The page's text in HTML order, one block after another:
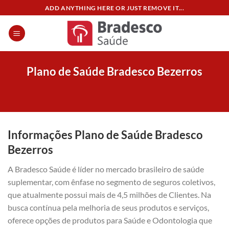
content
ADD ANYTHING HERE OR JUST REMOVE IT...
Plano de Saúde Bradesco Bezerros
Informações Plano de Saúde Bradesco
Bezerros
A Bradesco Saúde é líder no mercado brasileiro de saúde
suplementar, com ênfase no segmento de seguros coletivos,
que atualmente possui mais de 4,5 milhões de Clientes. Na
busca contínua pela melhoria de seus produtos e serviços,
oferece opções de produtos para Saúde e Odontologia que